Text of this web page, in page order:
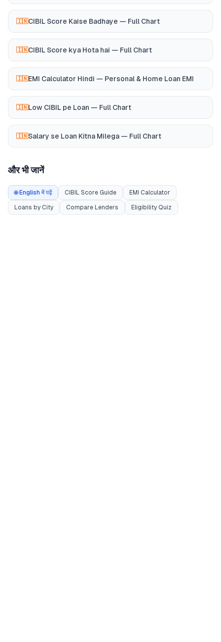
🇮🇳CIBIL Score Kaise Badhaye — Full Chart
🇮🇳CIBIL Score kya Hota hai — Full Chart
🇮🇳EMI Calculator Hindi — Personal & Home Loan EMI
🇮🇳Low CIBIL pe Loan — Full Chart
🇮🇳Salary se Loan Kitna Milega — Full Chart
और भी जानें
🌐 English में पढ़ें CIBIL Score Guide EMI Calculator
Loans by City Compare Lenders Eligibility Quiz